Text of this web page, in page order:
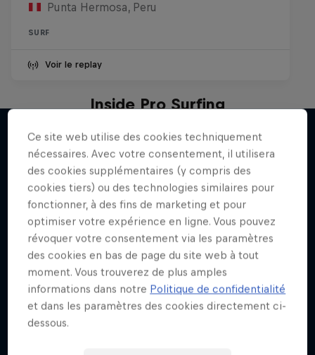
Punta Hermosa, Peru
SURF
Voir le replay
J'en veux encore !
Inside Pro Surfing
Plongez dans les coulisses du Championship
Tour de la WSL 2025
2 Saisons · 14 épisodes
Ce site web utilise des cookies techniquement
nécessaires. Avec votre consentement, il utilisera
des cookies supplémentaires (y compris des
cookies tiers) ou des technologies similaires pour
fonctionner, à des fins de marketing et pour
optimiser votre expérience en ligne. Vous pouvez
révoquer votre consentement via les paramètres
des cookies en bas de page du site web à tout
moment. Vous trouverez de plus amples
informations dans notre Politique de confidentialité
et dans les paramètres des cookies directement ci-
dessous.